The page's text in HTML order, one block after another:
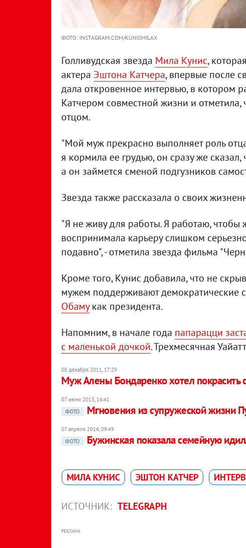
ФОТО: INSTAGRAM.COM/KUNISMILAX
Голливудская звезда Мила Кунис,
актера Эштона Катчера, впервые после
дала откровенное интервью, в котором
Катчером совместной жизни и отметила,
отцом.
"Мой муж прекрасно выполняет роль
я кормила ее грудью, он сразу же
а он займется сменой подгузников
Звезда также рассказала о своих
"Я не живу для работы. Я работаю, чтобы
воспринимала карьеру слишком
подавно", - отметила звезда фильма
Кроме того, Кунис добавила, что не
мужем поддерживают демократические
Обамукак президента.
Напомним, в начале года папарацци
с маленькой дочкой. Трехмесячная
08 декабря 2011, 17:29
Муж Алены Бондаренко хотел покрасить
07 июня 2013, 14:41
ФОТО
Мгновения из супружеской жизни
07 апреля 2014, 09:49
ФОТО
Бужинская показала семейную
МИЛА КУНИС ЭШТОН КАТЧЕР
ИСТОЧНИК: TELEGRAPH
РЕКЛАМА